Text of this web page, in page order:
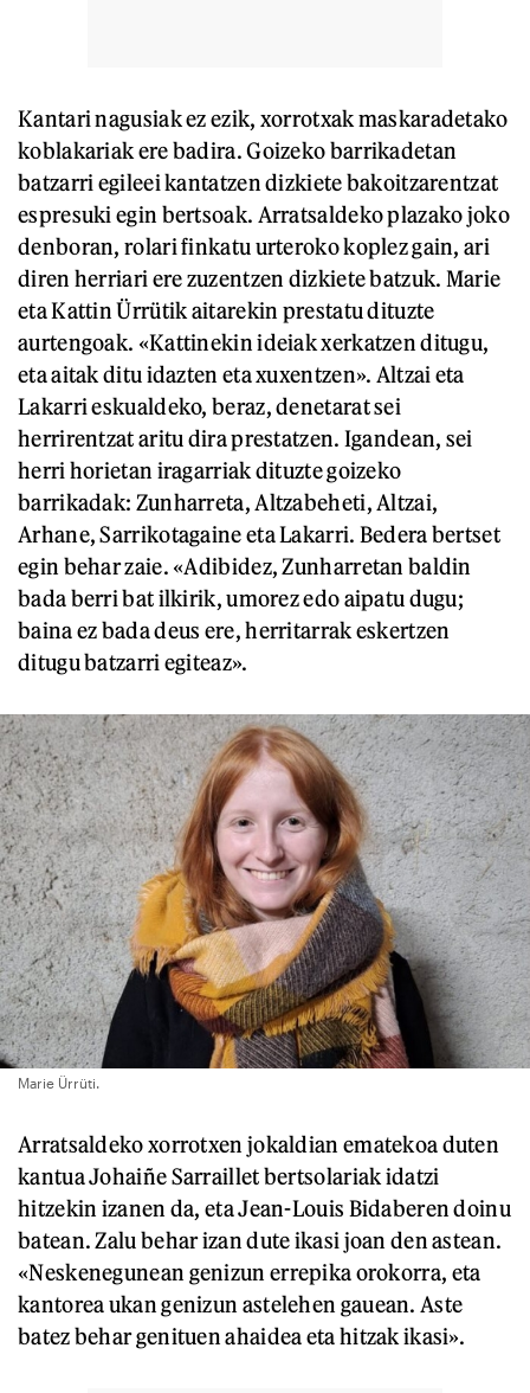
Kantari nagusiak ez ezik, xorrotxak maskaradetako
koblakariak ere badira. Goizeko barrikadetan
batzarri egileei kantatzen dizkiete bakoitzarentzat
espresuki egin bertsoak. Arratsaldeko plazako joko
denboran, rolari finkatu urteroko koplez gain, ari
diren herriari ere zuzentzen dizkiete batzuk. Marie
eta Kattin Ürrütik aitarekin prestatu dituzte
aurtengoak. «Kattinekin ideiak xerkatzen ditugu,
eta aitak ditu idazten eta xuxentzen». Altzai eta
Lakarri eskualdeko, beraz, denetarat sei
herrirentzat aritu dira prestatzen. Igandean, sei
herri horietan iragarriak dituzte goizeko
barrikadak: Zunharreta, Altzabeheti, Altzai,
Arhane, Sarrikotagaine eta Lakarri. Bedera bertset
egin behar zaie. «Adibidez, Zunharretan baldin
bada berri bat ilkirik, umorez edo aipatu dugu;
baina ez bada deus ere, herritarrak eskertzen
ditugu batzarri egiteaz».
Marie Ürrüti.
Arratsaldeko xorrotxen jokaldian ematekoa duten
kantua Johaiñe Sarraillet bertsolariak idatzi
hitzekin izanen da, eta Jean-Louis Bidaberen doinu
batean. Zalu behar izan dute ikasi joan den astean.
«Neskenegunean genizun errepika orokorra, eta
kantorea ukan genizun astelehen gauean. Aste
batez behar genituen ahaidea eta hitzak ikasi».